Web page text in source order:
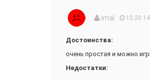
нарядных платьях! Теперь
выносила её в коридор!
imal 15:20
Достоинства:
очень простая и можно
Недостатки: